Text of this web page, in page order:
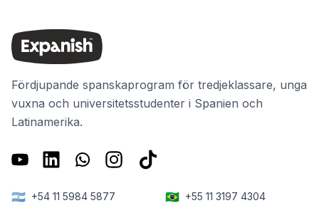
Fördjupande spanskaprogram för tredjeklassare, unga
vuxna och universitetsstudenter i Spanien och
Latinamerika.
🇦🇷 +54 11 5984 5877 🇧🇷 +55 11 3197 4304